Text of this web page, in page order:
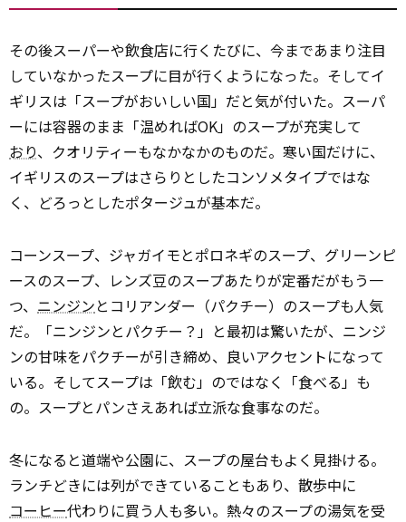
その後スーパーや飲食店に行くたびに、今まであまり注目
していなかったスープに目が行くようになった。そしてイ
ギリスは「スープがおいしい国」だと気が付いた。スーパ
ーには容器のまま「温めればOK」のスープが充実して
おり、クオリティーもなかなかのものだ。寒い国だけに、
イギリスのスープはさらりとしたコンソメタイプではな
く、どろっとしたポタージュが基本だ。
コーンスープ、ジャガイモとポロネギのスープ、グリーンピ
ースのスープ、レンズ豆のスープあたりが定番だがもう一
つ、 ニンジンとコリアンダー（パクチー）のスープも人気
だ。「ニンジンとパクチー？」と最初は驚いたが、ニンジ
ンの甘味をパクチーが引き締め、良いアクセントになって
いる。そしてスープは「飲む」のではなく「食べる」も
の。スープとパンさえあれば立派な食事なのだ。
冬になると道端や公園に、スープの屋台もよく見掛ける。
ランチどきには列ができていることもあり、散歩中に
コーヒー代わりに買う人も多い。熱々のスープの湯気を受